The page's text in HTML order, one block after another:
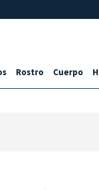
Rostro Cuerpo